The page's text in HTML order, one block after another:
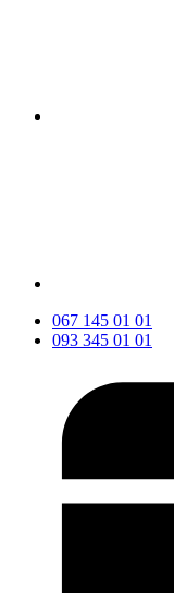
067 145 01 01
093 345 01 01